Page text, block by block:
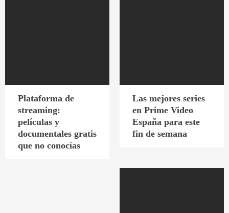
Plataforma de
streaming:
películas y
documentales gratis
que no conocías
Las mejores series
en Prime Video
España para este
fin de semana